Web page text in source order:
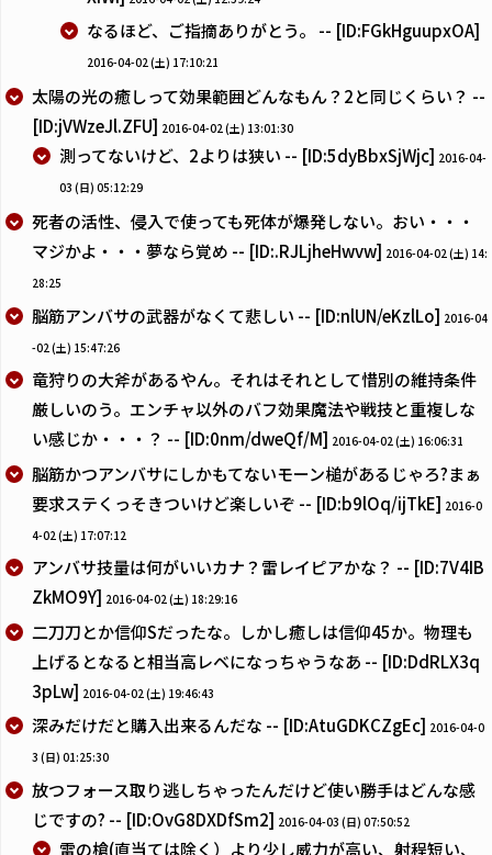
なるほど、ご指摘ありがとう。 -- [ID:FGkHguupxOA]
2016-04-02 (土) 17:10:21
太陽の光の癒しって効果範囲どんなもん？2と同じくらい？ --
[ID:jVWzeJl.ZFU] 2016-04-02 (土) 13:01:30
測ってないけど、2よりは狭い -- [ID:5dyBbxSjWjc] 2016-04-
03 (日) 05:12:29
死者の活性、侵入で使っても死体が爆発しない。おい・・・
マジかよ・・・夢なら覚め -- [ID:.RJLjheHwvw] 2016-04-02 (土) 14:
28:25
脳筋アンバサの武器がなくて悲しい -- [ID:nlUN/eKzlLo] 2016-04
-02 (土) 15:47:26
竜狩りの大斧があるやん。それはそれとして惜別の維持条件
厳しいのう。エンチャ以外のバフ効果魔法や戦技と重複しな
い感じか・・・？ -- [ID:0nm/dweQf/M] 2016-04-02 (土) 16:06:31
脳筋かつアンバサにしかもてないモーン槌があるじゃろ?まぁ
要求ステくっそきついけど楽しいぞ -- [ID:b9lOq/ijTkE] 2016-0
4-02 (土) 17:07:12
アンバサ技量は何がいいカナ？雷レイピアかな？ -- [ID:7V4IB
ZkMO9Y] 2016-04-02 (土) 18:29:16
二刀刀とか信仰Sだったな。しかし癒しは信仰45か。物理も
上げるとなると相当高レベになっちゃうなあ -- [ID:DdRLX3q
3pLw] 2016-04-02 (土) 19:46:43
深みだけだと購入出来るんだな -- [ID:AtuGDKCZgEc] 2016-04-0
3 (日) 01:25:30
放つフォース取り逃しちゃったんだけど使い勝手はどんな感
じですの? -- [ID:OvG8DXDfSm2] 2016-04-03 (日) 07:50:52
雷の槍(直当ては除く）より少し威力が高い、射程短い、